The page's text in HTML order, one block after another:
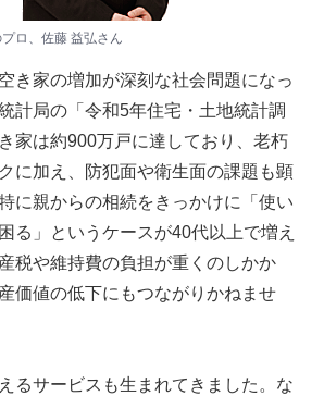
ロ、佐藤 益弘さん
き家の増加が深刻な社会問題になっ
計局の「令和5年住宅・土地統計調
家は約900万戸に達しており、老朽
に加え、防犯面や衛生面の課題も顕
に親からの相続をきっかけに「使い
る」というケースが40代以上で増え
税や維持費の負担が重くのしかか
価値の低下にもつながりかねませ
るサービスも生まれてきました。な